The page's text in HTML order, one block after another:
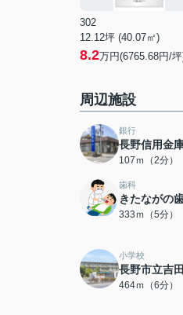
302
12.12坪 (40.07㎡)
8.2万円(6765.68円/
周辺施設
銀行
長野信用金
107ｍ（2分）
歯科
きたながの
333ｍ（5分）
小学校
長野市立吉
464ｍ（6分）